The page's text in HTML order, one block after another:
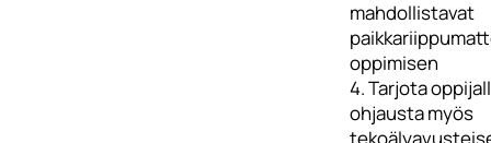
mahdollistavat
oppimisen
4. Tarjota
ohjausta myös